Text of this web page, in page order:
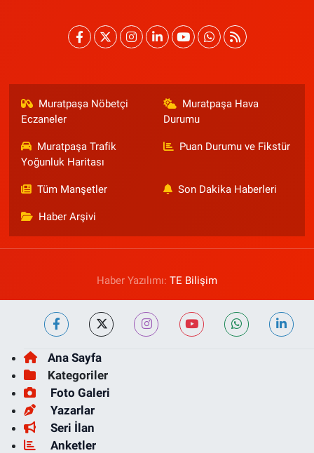
Muratpaşa Nöbetçi
Eczaneler
Muratpaşa Hava
Durumu
Muratpaşa Trafik
Yoğunluk Haritası
Puan Durumu ve Fikstür
Tüm Manşetler Son Dakika Haberleri
Haber Arşivi
Haber Yazılımı: TE Bilişim
Ana Sayfa
Kategoriler
Foto Galeri
Yazarlar
Seri İlan
Anketler